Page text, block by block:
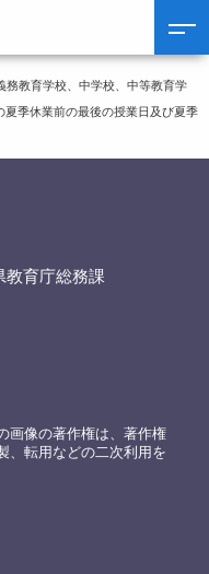
務教育学校、中学校、中等教育学
季休業前の最後の授業日及び夏季
教育庁総務課
画像の著作権は、著作権
、転用などの二次利用を